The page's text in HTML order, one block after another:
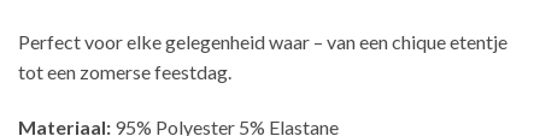
Perfect voor elke gelegenheid waar – van een chique etentje
tot een zomerse feestdag.
Materiaal: 95% Polyester 5% Elastane